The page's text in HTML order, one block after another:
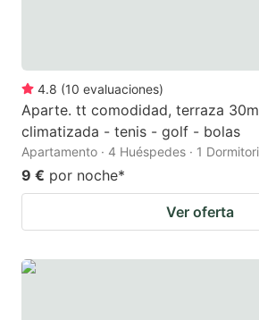
4.8 (10 evaluaciones)
Aparte. tt comodidad, terraza
climatizada - tenis - golf - bolas
Apartamento · 4 Huéspedes · 1
9 € por noche*
Ver oferta